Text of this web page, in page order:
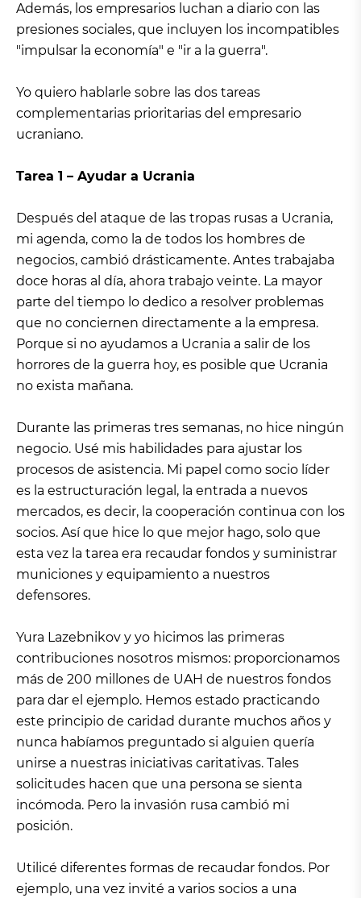
Además, los empresarios luchan a diario con las
presiones sociales, que incluyen los incompatibles
"impulsar la economía" e "ir a la guerra".
Yo quiero hablarle sobre las dos tareas
complementarias prioritarias del empresario
ucraniano.
Tarea 1 – Ayudar a Ucrania
Después del ataque de las tropas rusas a Ucrania,
mi agenda, como la de todos los hombres de
negocios, cambió drásticamente. Antes trabajaba
doce horas al día, ahora trabajo veinte. La mayor
parte del tiempo lo dedico a resolver problemas
que no conciernen directamente a la empresa.
Porque si no ayudamos a Ucrania a salir de los
horrores de la guerra hoy, es posible que Ucrania
no exista mañana.
Durante las primeras tres semanas, no hice ningún
negocio. Usé mis habilidades para ajustar los
procesos de asistencia. Mi papel como socio líder
es la estructuración legal, la entrada a nuevos
mercados, es decir, la cooperación continua con los
socios. Así que hice lo que mejor hago, solo que
esta vez la tarea era recaudar fondos y suministrar
municiones y equipamiento a nuestros
defensores.
Yura Lazebnikov y yo hicimos las primeras
contribuciones nosotros mismos: proporcionamos
más de 200 millones de UAH de nuestros fondos
para dar el ejemplo. Hemos estado practicando
este principio de caridad durante muchos años y
nunca habíamos preguntado si alguien quería
unirse a nuestras iniciativas caritativas. Tales
solicitudes hacen que una persona se sienta
incómoda. Pero la invasión rusa cambió mi
posición.
Utilicé diferentes formas de recaudar fondos. Por
ejemplo, una vez invité a varios socios a una